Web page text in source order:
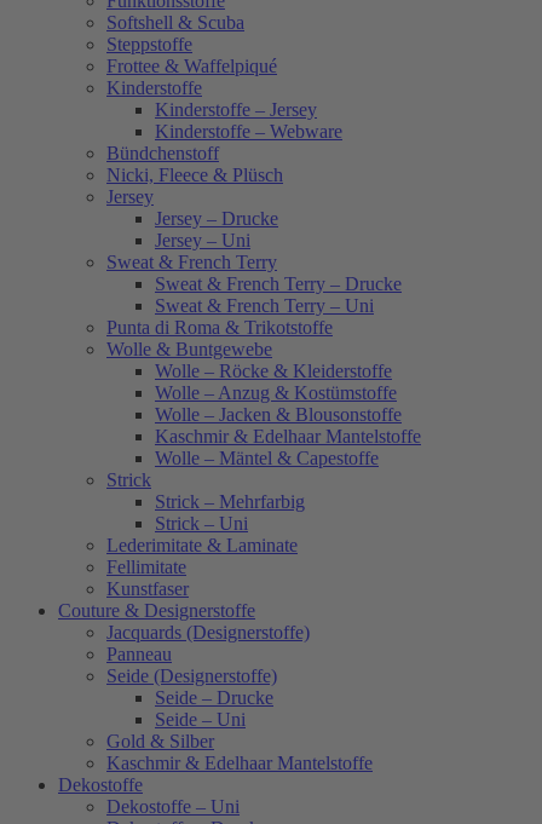
Softshell & Scuba
Steppstoffe
Frottee & Waffelpiqué
Kinderstoffe
Kinderstoffe – Jersey
Kinderstoffe – Webware
Bündchenstoff
Nicki, Fleece & Plüsch
Jersey
Jersey – Drucke
Jersey – Uni
Sweat & French Terry
Sweat & French Terry – Drucke
Sweat & French Terry – Uni
Punta di Roma & Trikotstoffe
Wolle & Buntgewebe
Wolle – Röcke & Kleiderstoffe
Wolle – Anzug & Kostümstoffe
Wolle – Jacken & Blousonstoffe
Kaschmir & Edelhaar Mantelstoffe
Wolle – Mäntel & Capestoffe
Strick
Strick – Mehrfarbig
Strick – Uni
Lederimitate & Laminate
Fellimitate
Kunstfaser
Couture & Designerstoffe
Jacquards (Designerstoffe)
Panneau
Seide (Designerstoffe)
Seide – Drucke
Seide – Uni
Gold & Silber
Kaschmir & Edelhaar Mantelstoffe
Dekostoffe
Dekostoffe – Uni